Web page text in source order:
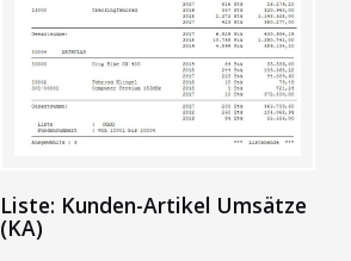
Liste: Kunden-Artikel Umsätze
(KA)